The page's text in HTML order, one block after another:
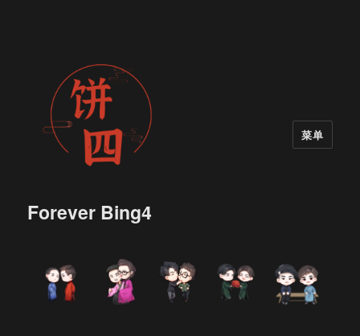
Forever Bing4
菜单